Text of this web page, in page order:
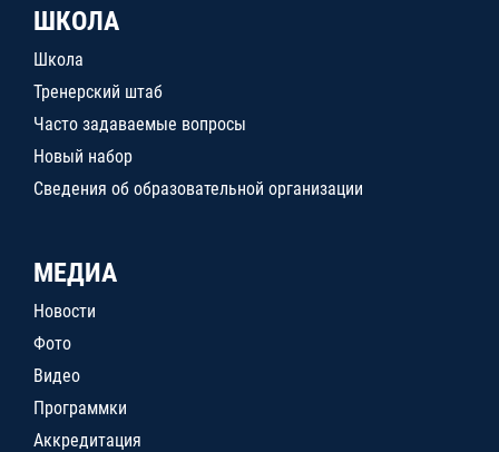
ШКОЛА
Школа
Тренерский штаб
Часто задаваемые вопросы
Новый набор
Сведения об образовательной организации
МЕДИА
Новости
Фото
Видео
Программки
Аккредитация